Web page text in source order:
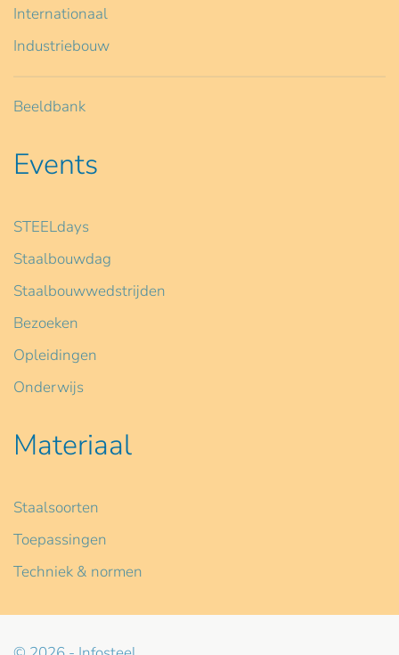
Internationaal
Industriebouw
Beeldbank
Events
STEELdays
Staalbouwdag
Staalbouwwedstrijden
Bezoeken
Opleidingen
Onderwijs
Materiaal
Staalsoorten
Toepassingen
Techniek & normen